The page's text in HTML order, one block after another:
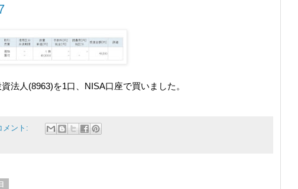
法人(8963)を1口、NISA口座で買いました。
メント: